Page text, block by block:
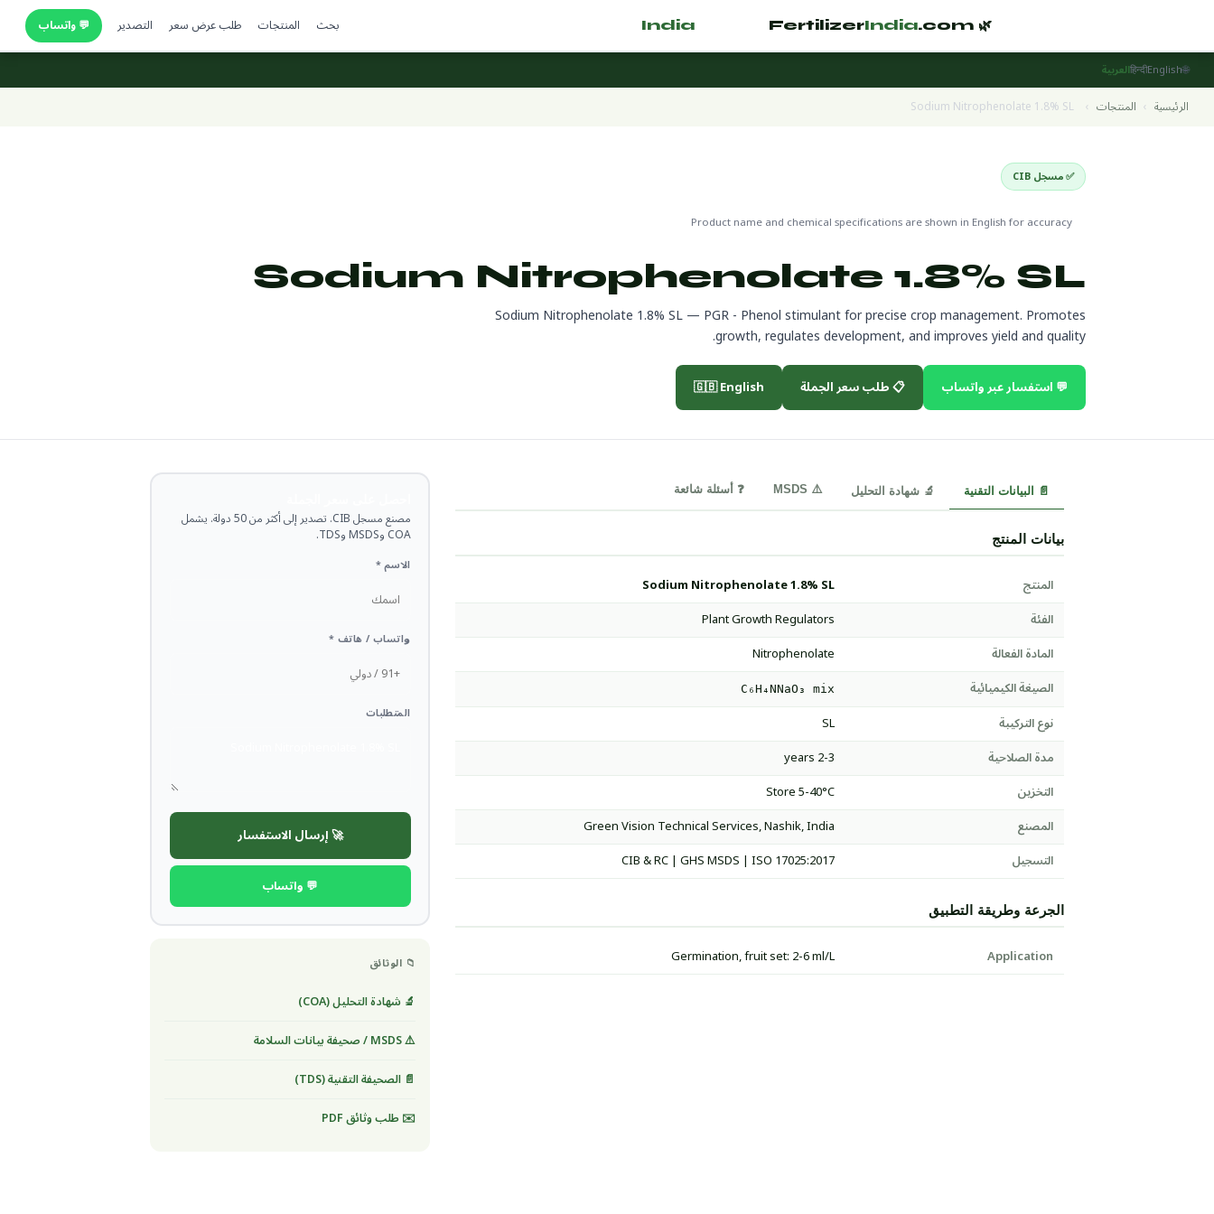
🌿 Fertilizer
India.com
India.com بحث المنتجات طلب عرض سعر التصدير
💬 واتساب
🌐
English
हिन्दीالعربية
الرئيسية › المنتجات ›
Sodium Nitrophenolate 1.8% SL
✅ مسجل CIB
Product name and chemical specifications are shown in English for accuracy
Sodium Nitrophenolate 1.8% SL
Sodium Nitrophenolate 1.8% SL — PGR - Phenol stimulant for precise crop management. Promotes
growth, regulates development, and improves yield and quality.
💬 استفسار عبر واتساب 📋 طلب سعر الجملة 🇬🇧 English
📄 البيانات التقنية 🔬 شهادة التحليل ⚠️ MSDS ❓ أسئلة شائعة
بيانات المنتج
المنتج
Sodium Nitrophenolate 1.8% SL
الفئة
Plant Growth Regulators
المادة الفعالة
Nitrophenolate
الصيغة الكيميائية
C₆H₄NNaO₃ mix
نوع التركيبة
SL
مدة الصلاحية
2-3 years
التخزين
Store 5-40°C
المصنع
Green Vision Technical Services, Nashik, India
التسجيل
CIB & RC | GHS MSDS | ISO 17025:2017
الجرعة وطريقة التطبيق
Application
Germination, fruit set: 2-6 ml/L
مصنع مسجل CIB. تصدير إلى أكثر من 50 دولة. يشمل
COA وMSDS وTDS.
الاسم *
واتساب / هاتف *
المتطلبات
🚀 إرسال الاستفسار
💬 واتساب
📁 الوثائق
🔬 شهادة التحليل (COA)
⚠️ MSDS / صحيفة بيانات السلامة
📄 الصحيفة التقنية (TDS)
✉️ طلب وثائق PDF